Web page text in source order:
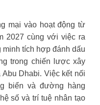
mại vào hoạt động từ
2027 cùng với việc ra
minh tích hợp đánh dấu
trong chiến lược xây
Dhabi. Việc kết nối
biển và đường hàng
số và trí tuệ nhân tạo